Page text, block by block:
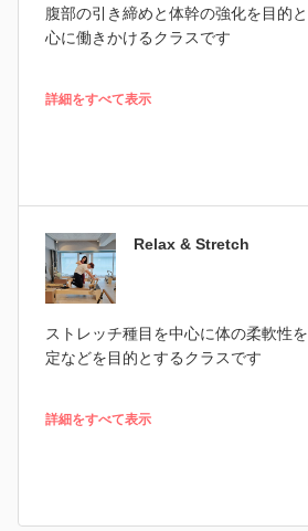
腹部の引き締めと体幹の強化を目的
心に働きかけるクラスです
詳細をすべて表示
Relax & Stretch
ストレッチ種目を中心に体の柔軟性
定などを目的とするクラスです
詳細をすべて表示